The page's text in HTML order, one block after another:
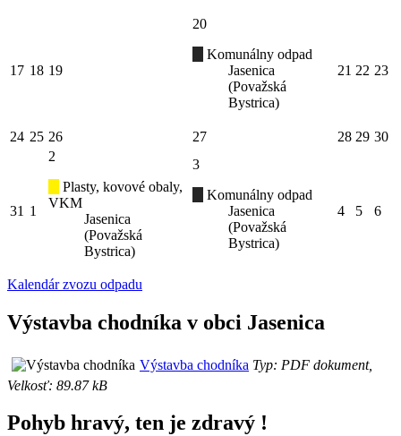
17 18 19
20
Komunálny odpad
Jasenica
(Považská
Bystrica)
21 22 23
24 25 26 27 28 29 30
31 1
2
Plasty, kovové obaly,
VKM
Jasenica
(Považská
Bystrica)
3
Komunálny odpad
Jasenica
(Považská
Bystrica)
4 5 6
Kalendár zvozu odpadu
Výstavba chodníka v obci Jasenica
Výstavba chodníka Typ: PDF dokument,
Velkosť: 89.87 kB
Pohyb hravý, ten je zdravý !